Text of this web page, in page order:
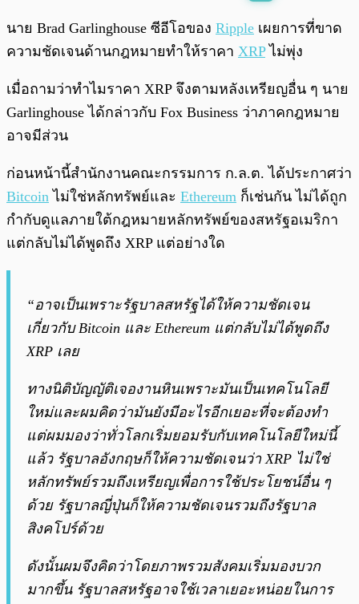
0:00
นาย Brad Garlinghouse ซีอีโอของ Ripple เผยการที่ขาด
ความชัดเจนด้านกฎหมายทำให้ราคา XRPไม่พุ่ง
เมื่อถามว่าทำไมราคา​ XRP จึงตามหลังเหรียญอื่น ๆ นาย
Garlinghouse ได้กล่าวกับ Fox Business ว่าภาคกฎหมาย
อาจมีส่วน
ก่อนหน้านี้สำนักงานคณะกรรมการ ก.ล.ต. ได้ประกาศว่า
Bitcoin ไม่ใช่หลักทรัพย์และ Ethereum ก็เช่นกัน ไม่ได้ถูก
กำกับดูแลภายใต้กฎหมายหลักทรัพย์ของสหรัฐอเมริกา
แต่กลับไม่ได้พูดถึง XRP แต่อย่างใด
“อาจเป็นเพราะรัฐบาลสหรัฐได้ให้ความชัดเจน
เกี่ยวกับ Bitcoin และ Ethereum แต่กลับไม่ได้พูดถึง
XRP เลย
ทางนิติบัญญัติเจองานหินเพราะมันเป็นเทคโนโลยี
ใหม่และผมคิดว่ามันยังมีอะไรอีกเยอะที่จะต้องทำ
แต่ผมมองว่าทั่วโลกเริ่มยอมรับกับเทคโนโลยีใหม่นี้
แล้ว รัฐบาลอังกฤษก็ให้ความชัดเจนว่า XRP ไม่ใช่
หลักทรัพย์รวมถึงเหรียญเพื่อการใช้ประโยชน์อื่น ๆ
ด้วย รัฐบาลญี่ปุ่นก็ให้ความชัดเจนรวมถึงรัฐบาล
สิงคโปร์ด้วย
ดังนั้นผมจึงคิดว่าโดยภาพรวมสังคมเริ่มมองบวก
มากขึ้น รัฐบาลสหรัฐอาจใช้เวลาเยอะหน่อยในการ